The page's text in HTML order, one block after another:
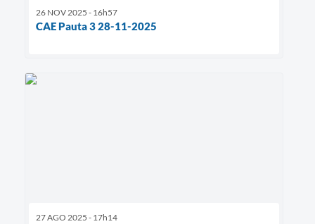
26 NOV 2025 - 16h57
CAE Pauta 3 28-11-2025
27 AGO 2025 - 17h14